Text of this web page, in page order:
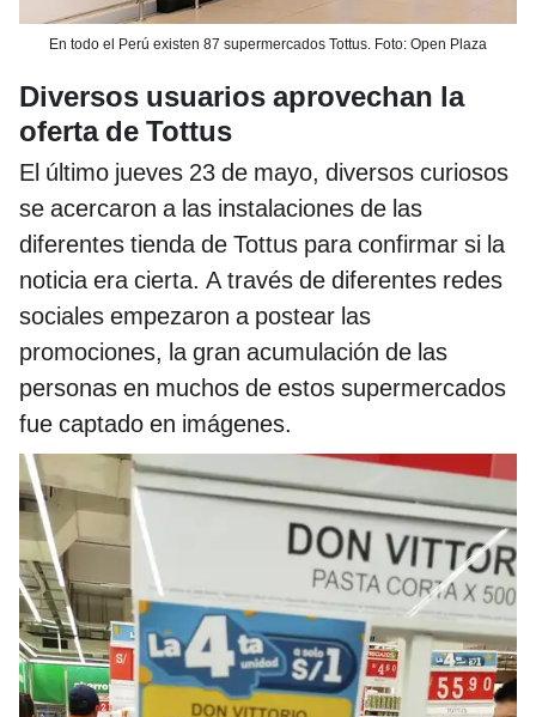
En todo el Perú existen 87 supermercados Tottus. Foto: Open Plaza
Diversos usuarios aprovechan la
oferta de Tottus
El último jueves 23 de mayo, diversos curiosos
se acercaron a las instalaciones de las
diferentes tienda de Tottus para confirmar si la
noticia era cierta. A través de diferentes redes
sociales empezaron a postear las
promociones, la gran acumulación de las
personas en muchos de estos supermercados
fue captado en imágenes.